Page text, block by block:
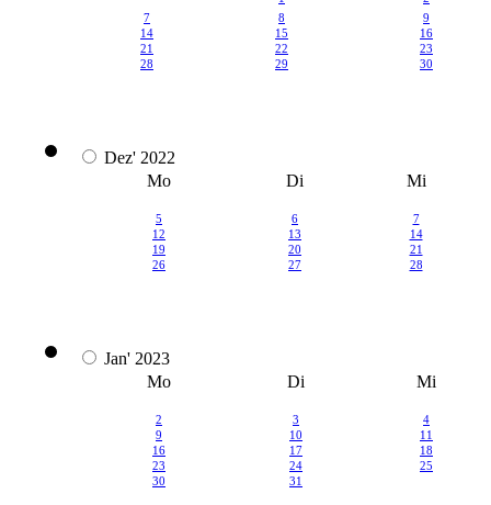
7
8
9
14
15
16
21
22
23
28
29 30
Dez' 2022
Mo
Di Mi
5 6
7
12
13
14
19
20
21
26
27 28
Jan' 2023
Mo
Di Mi
2 3
4
9
10
11
16
17
18
23
24
25
30
31